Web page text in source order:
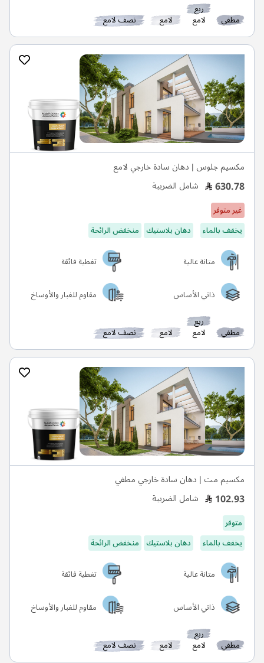
مطفي
ربع
لامع لامع نصف لامع
مكسيم جلوس | دهان سادة خارجي لامع
630.78 شامل الضريبة
غير متوفر
يخفف بالماء
دهان بلاستيك منخفض الرائحة
متانة عالية
تغطية فائقة
ذاتي الأساس
مقاوم للغبار والأوساخ
مطفي
ربع
لامع لامع نصف لامع
مكسيم مت | دهان سادة خارجي مطفي
102.93 شامل الضريبة
متوفر
يخفف بالماء
دهان بلاستيك منخفض الرائحة
متانة عالية
تغطية فائقة
ذاتي الأساس
مقاوم للغبار والأوساخ
مطفي
ربع
لامع لامع نصف لامع